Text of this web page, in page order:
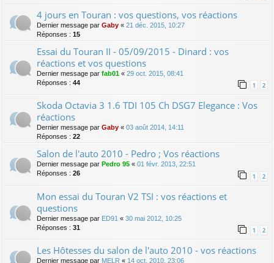
4 jours en Touran : vos questions, vos réactions
Dernier message par Gaby « 21 déc. 2015, 10:27
Réponses : 15
Essai du Touran II - 05/09/2015 - Dinard : vos
réactions et vos questions
Dernier message par fab01 « 29 oct. 2015, 08:41
Réponses : 44 1 2
Skoda Octavia 3 1.6 TDI 105 Ch DSG7 Elegance : Vos
réactions
Dernier message par Gaby « 03 août 2014, 14:11
Réponses : 22
Salon de l'auto 2010 - Pedro ; Vos réactions
Dernier message par Pedro 95 « 01 févr. 2013, 22:51
Réponses : 26 1 2
Mon essai du Touran V2 TSI : vos réactions et
questions
Dernier message par ED91 « 30 mai 2012, 10:25
Réponses : 31 1 2
Les Hôtesses du salon de l'auto 2010 - vos réactions
Dernier message par MELR « 14 oct. 2010, 23:06